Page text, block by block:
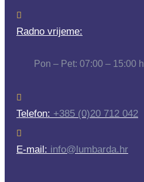
Radno vrijeme:
Pon – Pet: 07:00 – 15:00 h
Telefon: +385 (0)20 712 042
E-mail: info@lumbarda.hr